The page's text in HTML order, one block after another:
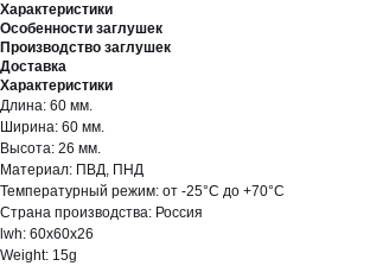
Характеристики
Особенности заглушек
Производство заглушек
Доставка
Характеристики
Длина: 60 мм.
Ширина: 60 мм.
Высота: 26 мм.
Материал: ПВД, ПНД
Температурный режим: от -25°С до +70°С
Страна производства: Россия
lwh: 60x60x26
Weight: 15g